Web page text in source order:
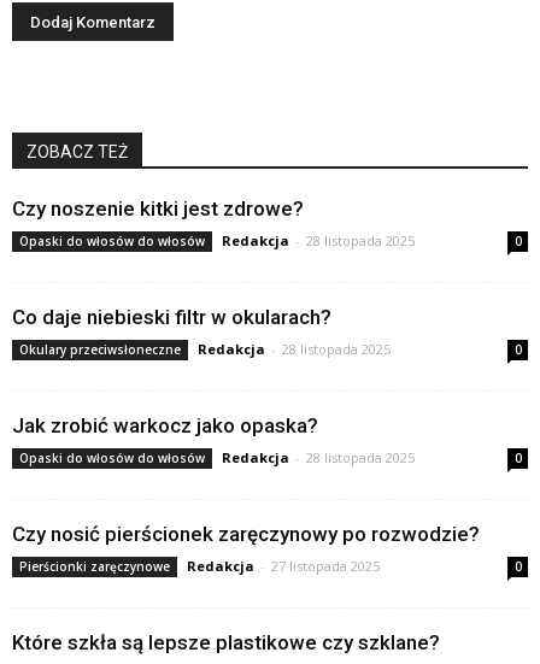
ZOBACZ TEŻ
Czy noszenie kitki jest zdrowe?
Opaski do włosów do włosów Redakcja - 28 listopada 2025 0
Co daje niebieski filtr w okularach?
Okulary przeciwsłoneczne Redakcja - 28 listopada 2025 0
Jak zrobić warkocz jako opaska?
Opaski do włosów do włosów Redakcja - 28 listopada 2025 0
Czy nosić pierścionek zaręczynowy po rozwodzie?
Pierścionki zaręczynowe Redakcja - 27 listopada 2025 0
Które szkła są lepsze plastikowe czy szklane?